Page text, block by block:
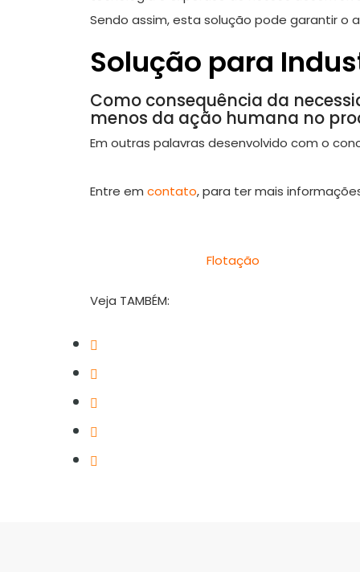
Sendo assim, esta solução pode garantir o
Solução para
Como consequência da
menos da ação humana no
Em outras palavras desenvolvido com o
Entre em contato, para ter mais
Flotação
Veja TAMBÉM: